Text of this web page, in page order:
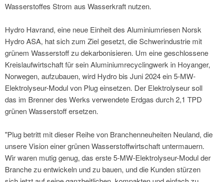
Wasserstoffes Strom aus Wasserkraft nutzen.
Hydro Havrand, eine neue Einheit des Aluminiumriesen Norsk
Hydro ASA, hat sich zum Ziel gesetzt, die Schwerindustrie mit
grünem Wasserstoff zu dekarbonisieren. Um eine geschlossene
Kreislaufwirtschaft für sein Aluminiumrecyclingwerk in Hoyanger,
Norwegen, aufzubauen, wird Hydro bis Juni 2024 ein 5-MW-
Elektrolyseur-Modul von Plug einsetzen. Der Elektrolyseur soll
das im Brenner des Werks verwendete Erdgas durch 2,1 TPD
grünen Wasserstoff ersetzen.
"Plug betritt mit dieser Reihe von Branchenneuheiten Neuland, die
unsere Vision einer grünen Wasserstoffwirtschaft untermauern.
Wir waren mutig genug, das erste 5-MW-Elektrolyseur-Modul der
Branche zu entwickeln und zu bauen, und die Kunden stürzen